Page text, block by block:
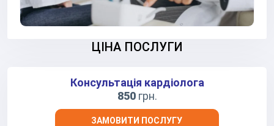
ЦІНА ПОСЛУГИ
Консультація кардіолога
850 грн.
ЗАМОВИТИ ПОСЛУГУ